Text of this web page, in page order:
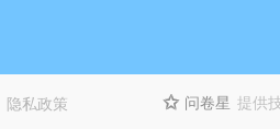
隐私政策  问卷星 提供